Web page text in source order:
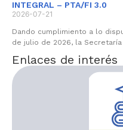
INTEGRAL – PTA/FI 3.0
2026-07-21
Dando cumplimiento a lo
de julio de 2026, la
Enlaces de interés